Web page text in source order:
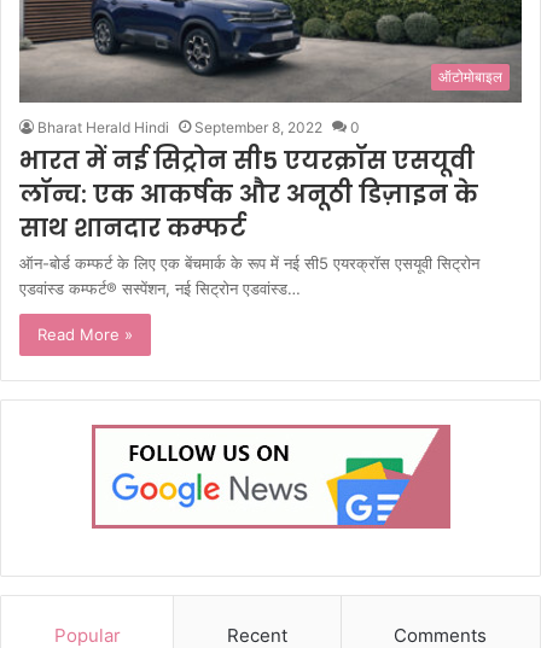
ऑटोमोबाइल
Bharat Herald Hindi September 8, 2022 0
भारत में नई सिट्रोन सी5 एयरक्रॉस एसयूवी
लॉन्च: एक आकर्षक और अनूठी डिज़ाइन के
साथ शानदार कम्फर्ट
ऑन-बोर्ड कम्फर्ट के लिए एक बेंचमार्क के रूप में नई सी5 एयरक्रॉस एसयूवी सिट्रोन
एडवांस्ड कम्फर्ट® सस्पेंशन, नई सिट्रोन एडवांस्ड…
Read More »
Popular Recent Comments